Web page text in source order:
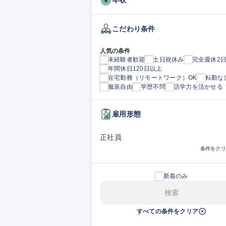
こだわり条件
人気の条件
未経験者歓迎
土日祝休み
完全週休2
年間休日120日以上
在宅勤務（リモートワーク）OK
転勤な
服装自由
学歴不問 語学力を活かせる
雇用形態
正社員
条件をク
新着のみ
検索
すべての条件をクリア